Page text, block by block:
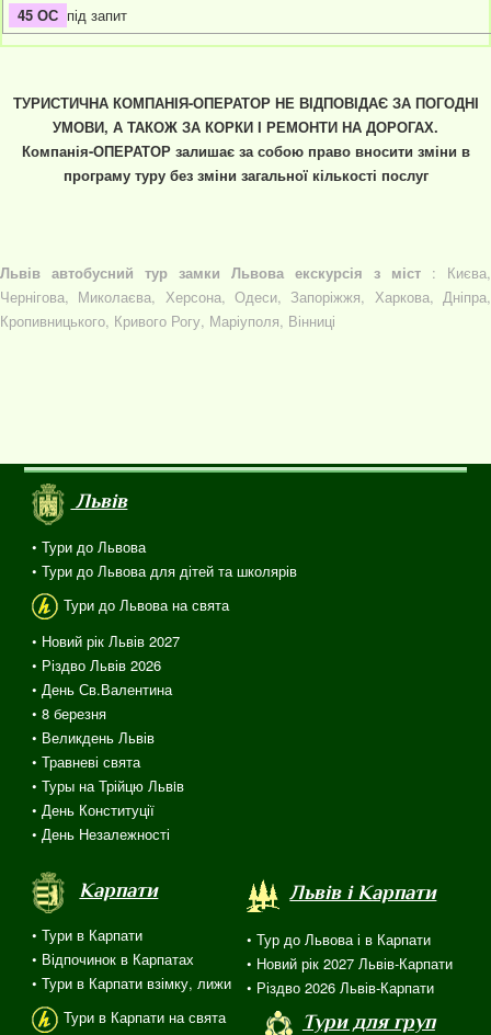
під запит
ТУРИСТИЧНА КОМПАНІЯ-ОПЕРАТОР НЕ ВІДПОВІДАЄ ЗА ПОГОДНІ
УМОВИ, А ТАКОЖ ЗА КОРКИ І РЕМОНТИ НА ДОРОГАХ.
Компанія-ОПЕРАТОР залишає за собою право вносити зміни в
програму туру без зміни загальної кількості послуг
Львів автобусний тур замки Львова екскурсія з міст : Києва,
Чернігова, Миколаєва, Херсона, Одеси, Запоріжжя, Харкова, Дніпра,
Кропивницького, Кривого Рогу, Маріуполя, Вінниці
Львів
• Тури до Львова
• Тури до Львова для дітей та школярів
Тури до Львова на свята
• Новий рік Львів 2027
• Різдво Львів 2026
• День Св.Валентина
• 8 березня
• Великдень Львів
• Травневі свята
• Туры на Трійцю Львiв
• День Конституції
• День Незалежності
Карпати
• Тури в Карпати
• Відпочинок в Карпатах
• Тури в Карпати взімку, лижи
Тури в Карпати на свята
Львів і Карпати
• Тур до Львова і в Карпати
• Новий рік 2027 Львів-Карпати
• Різдво 2026 Львів-Карпати
Тури для груп